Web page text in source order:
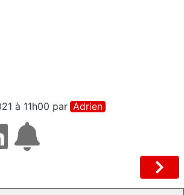
à 11h00 par Adrien